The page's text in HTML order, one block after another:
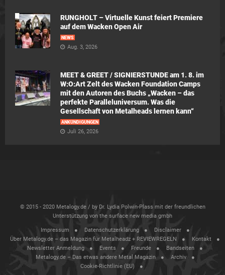
RUNGHOLT – Virtuelle Kunst feiert Premiere
auf dem Wacken Open Air
NEWS
Aug. 3, 2026
MEET & GREET / SIGNIERSTUNDE am 1. 8. im
W:O:Art Zelt des Wacken Foundation Camps
mit den Autoren des Buchs „Wacken – das
perfekte Paralleluniversum. Was die
Gesellschaft von Metalheads lernen kann“
ANKÜNDIGUNGEN
Juli 26, 2026
© 2015 - 2020 Metalogy.de / by Dr. Lydia Polwin-Plass mit der freundlichen
Unterstützung von the surface new media gmbh
Impressum Datenschutzerklärung
Disclaimer
Über Metalogy.de – das Magazin für Metalheadz + REVIEWREGELN
Kontakt
Newsletter Anmeldung
Events Freunde
Bandseiten
Metalogy.de – Das etwas andere Metal Magazin
Archiv
Cookie-Richtlinie (EU)